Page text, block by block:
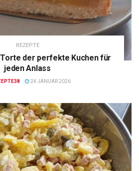
REZEPTE
der perfekte Kuchen für
jeden Anlass
24 JANUAR 2026